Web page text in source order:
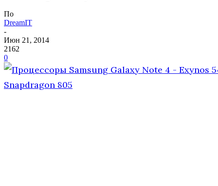
По
DreamIT
-
Июн 21, 2014
2162
0